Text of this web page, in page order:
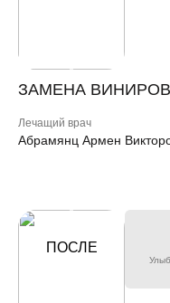
ЗАМЕНА ВИНИРОВ
Лечащий врач
Абрамянц Армен
ДО
ПОСЛЕ